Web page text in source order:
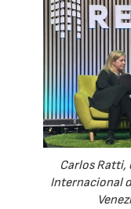
Carlos Ratti,
Internacional